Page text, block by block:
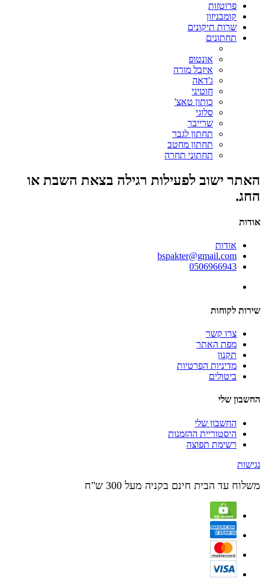
פרוטזות
קומבניזון
שרות תיקונים
תחתונים
אונטופ
איזבל מורה
ג'דאה
חוטיני
כותון טאצ'
סלוגי
שרייבר
תחתון לגבר
תחתון מחטב
תחתוני תחרה
האתר ישוב לפעילות רגילה בצאת השבת או
החג.
אודות
אודות
bspakter@gmail.com
0506966943
שירות לקוחות
צרו קשר
מפת האתר
תקנון
מדיניות הפרטיות
ביטולים
החשבון שלי
החשבון שלי
היסטוריית ההזמנות
רשימת תפוצה
נגישות
משלוח עד הבית חינם בקניה מעל 300 ש"ח